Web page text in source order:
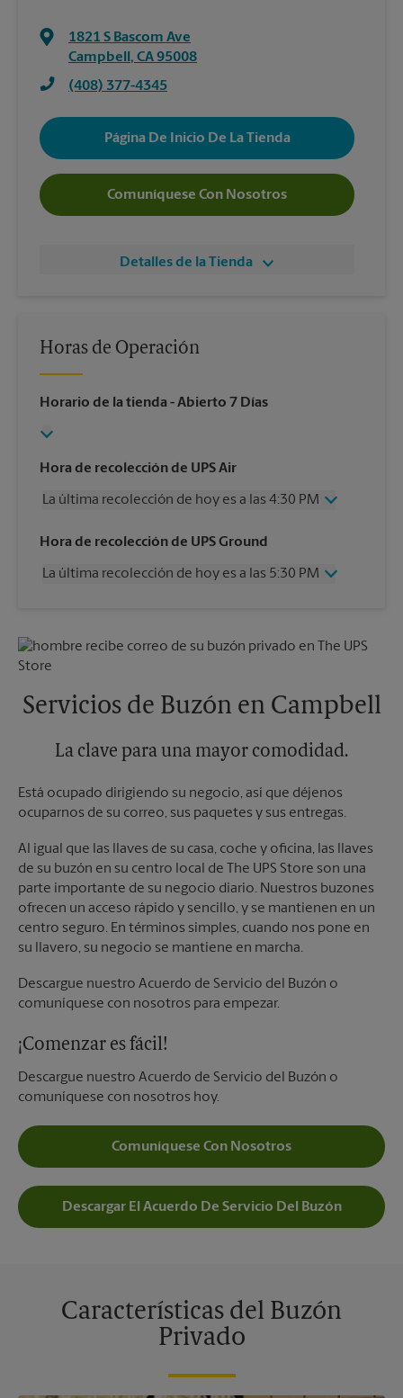
1821 S Bascom Ave
Campbell , CA95008
(408) 377-4345
Página De Inicio De La Tienda
Comuníquese Con Nosotros
Detalles de la Tienda
Horas de Operación
Horario de la tienda - Abierto 7 Días
Hora de recolección de UPS Air
La última recolección de hoy es a las 4:30 PM
Miércoles
4:30 PM
Viernes
4:30 PM
Hora de recolección de UPS Ground
La última recolección de hoy es a las 5:30 PM
Viernes
5:30 PM
Sábado
Lunes
5:30 PM
Servicios de Buzón en Campbell
La clave para una mayor comodidad.
Está ocupado dirigiendo su negocio, así que déjenos
ocuparnos de su correo, sus paquetes y sus entregas.
Al igual que las llaves de su casa, coche y oficina, las llaves
de su buzón en su centro local de The UPS Store son una
parte importante de su negocio diario. Nuestros buzones
ofrecen un acceso rápido y sencillo, y se mantienen en un
centro seguro. En términos simples, cuando nos pone en
su llavero, su negocio se mantiene en marcha.
Descargue nuestro Acuerdo de Servicio del Buzón o
comuníquese con nosotros para empezar.
¡Comenzar es fácil!
Descargue nuestro Acuerdo de Servicio del Buzón o
comuníquese con nosotros hoy.
Comuníquese Con Nosotros
Descargar El Acuerdo De Servicio Del Buzón
Características del Buzón
Privado